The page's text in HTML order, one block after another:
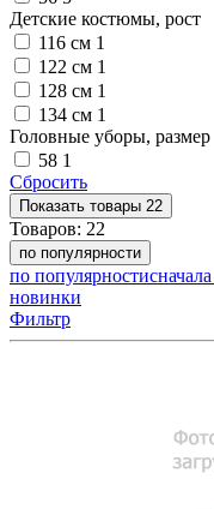
Детские костюмы, рост
116 см 1
122 см 1
128 см 1
134 см 1
Головные уборы, размер
58 1
Сбросить
Показать товары 22
Товаров: 22
по популярности
по популярности
новинки
Фильтр